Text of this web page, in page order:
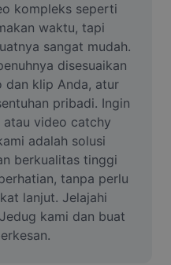
kompleks seperti
waktu, tapi
sangat mudah.
disesuaikan
klip Anda, atur
pribadi. Ingin
atau video catchy
adalah solusi
berkualitas tinggi
tanpa perlu
lanjut. Jelajahi
kami dan buat